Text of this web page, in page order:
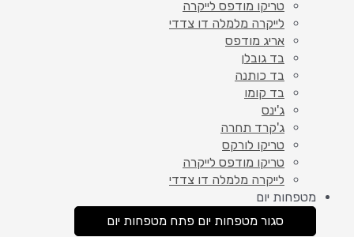
טריקו מודפס לייקרה
לייקרה מלמלה דו צדדי
אריג מודפס
בד גובלן
בד כותנה
בד קומו
ג'ינס
ג'קרד תחרה
טריקו לורקס
טריקו מודפס לייקרה
לייקרה מלמלה דו צדדי
מטפחות יום
סגור מטפחות יום פתח מטפחות יום